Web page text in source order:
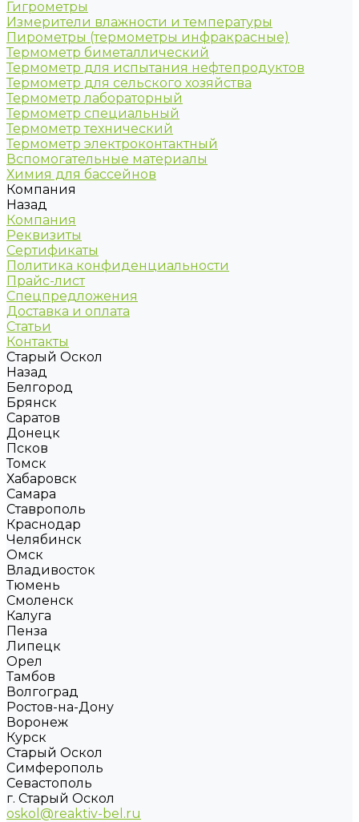
Гигрометры
Измерители влажности и температуры
Пирометры (термометры инфракрасные)
Термометр биметаллический
Термометр для испытания нефтепродуктов
Термометр для сельского хозяйства
Термометр лабораторный
Термометр специальный
Термометр технический
Термометр электроконтактный
Вспомогательные материалы
Химия для бассейнов
Компания
Назад
Компания
Реквизиты
Сертификаты
Политика конфиденциальности
Прайс-лист
Спецпредложения
Доставка и оплата
Статьи
Контакты
Старый Оскол
Назад
Белгород
Брянск
Саратов
Донецк
Псков
Томск
Хабаровск
Самара
Ставрополь
Краснодар
Челябинск
Омск
Владивосток
Тюмень
Смоленск
Калуга
Пенза
Липецк
Орел
Тамбов
Волгоград
Ростов-на-Дону
Воронеж
Курск
Старый Оскол
Симферополь
Севастополь
г. Старый Оскол
oskol@reaktiv-bel.ru